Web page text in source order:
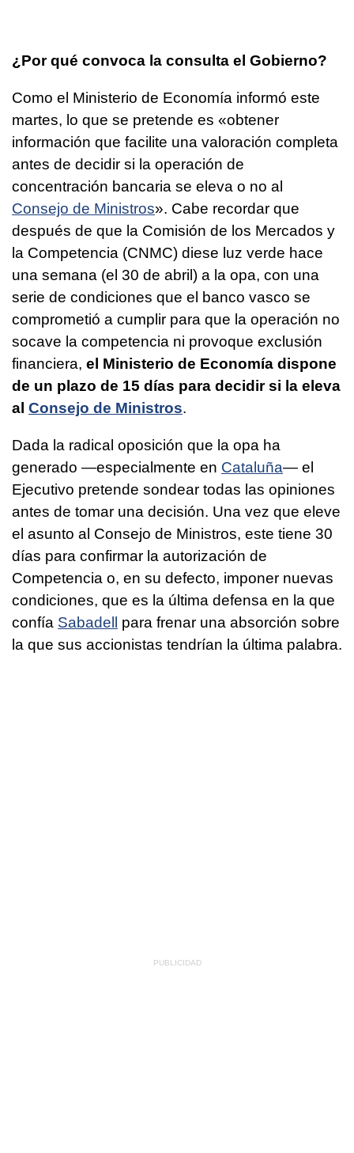
¿Por qué convoca la consulta el Gobierno?
Como el Ministerio de Economía informó este
martes, lo que se pretende es «obtener
información que facilite una valoración completa
antes de decidir si la operación de
concentración bancaria se eleva o no al
Consejo de Ministros». Cabe recordar que
después de que la Comisión de los Mercados y
la Competencia (CNMC) diese luz verde hace
una semana (el 30 de abril) a la opa, con una
serie de condiciones que el banco vasco se
comprometió a cumplir para que la operación no
socave la competencia ni provoque exclusión
financiera, el Ministerio de Economía dispone
de un plazo de 15 días para decidir si la eleva
al Consejo de Ministros.
Dada la radical oposición que la opa ha
generado —especialmente en Cataluña— el
Ejecutivo pretende sondear todas las opiniones
antes de tomar una decisión. Una vez que eleve
el asunto al Consejo de Ministros, este tiene 30
días para confirmar la autorización de
Competencia o, en su defecto, imponer nuevas
condiciones, que es la última defensa en la que
confía Sabadell para frenar una absorción sobre
la que sus accionistas tendrían la última palabra.